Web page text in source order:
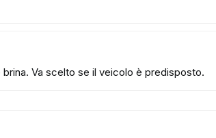
Va scelto se il veicolo è predisposto.